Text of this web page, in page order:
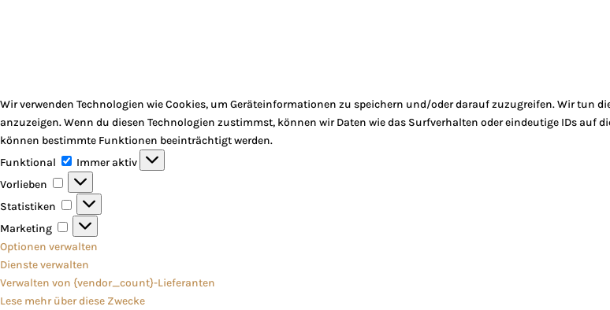
Wir verwenden Technologien wie Cookies, um Geräteinformationen zu speichern und/oder darauf zuzugreifen. Wir tun
anzuzeigen. Wenn du diesen Technologien zustimmst, können wir Daten wie das Surfverhalten oder eindeutige IDs
können bestimmte Funktionen beeinträchtigt werden.
Funktional
Funktional
Immer aktiv
Vorlieben
Vorlieben
Statistiken
Statistiken
Marketing
Marketing
Optionen verwalten
Dienste verwalten
Verwalten von {vendor_count}-Lieferanten
Lese mehr über diese Zwecke